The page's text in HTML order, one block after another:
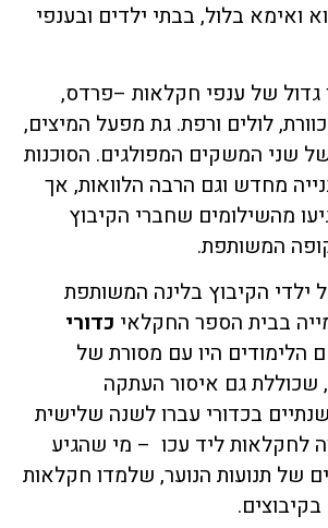
בלול, בבתי ילדים ובענפי
גדול של ענפי חקלאות –פרדס,
לולים ורפת. גת מפעל המיצים,
שני המשקים המפולגים. הסוכנות
מחדש וגם הרבה הלוואות, אך
מהשילומים שחברי הקיבוץ
המשותפת.
הקיבוץ בלינה המשותפת
כדורי
הלימודים היו עם מסורת של
שכוללת גם איסור העתקה
בכדורי עברו לשנה שלישית
לחקלאות ליד עכו – מי שהגיע
של תנועות הנוער, שלמדו חקלאות